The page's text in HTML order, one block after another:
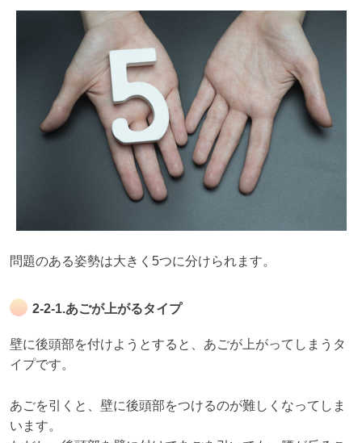
問題のある姿勢は大きく5つに分けられます。
2-2-1.あごが上がるタイプ
壁に後頭部を付けようとすると、あごが上がってしまうタ
イプです。
あごを引くと、壁に後頭部をつけるのが難しくなってしま
います。